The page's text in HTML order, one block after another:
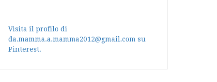
Visita il profilo di
da.mamma.a.mamma2012@gmail.com su
Pinterest.